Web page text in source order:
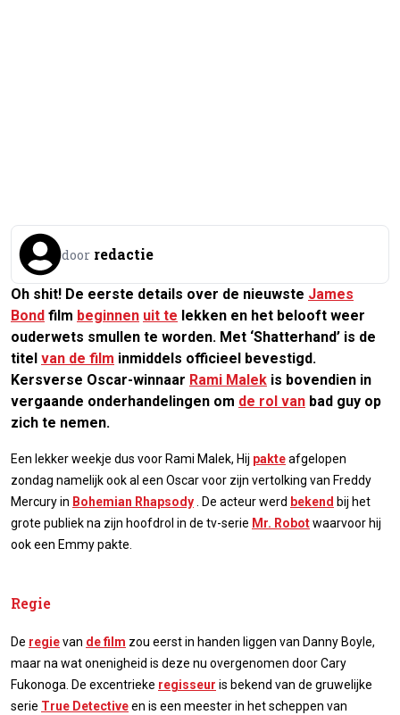
door redactie
Oh shit! De eerste details over de nieuwste James
Bond film beginnen uit te lekken en het belooft weer
ouderwets smullen te worden. Met ‘Shatterhand’ is de
titel van de film inmiddels officieel bevestigd.
Kersverse Oscar-winnaar Rami Malek is bovendien in
vergaande onderhandelingen om de rol van bad guy op
zich te nemen.
Een lekker weekje dus voor Rami Malek, Hij pakteafgelopen
zondag namelijk ook al een Oscar voor zijn vertolking van Freddy
Mercury in Bohemian Rhapsody. De acteur werd bekend bij het
grote publiek na zijn hoofdrol in de tv-serie Mr. Robotwaarvoor hij
ook een Emmy pakte.
Regie
De regievan de film zou eerst in handen liggen van Danny Boyle,
maar na wat onenigheid is deze nu overgenomen door Cary
Fukonoga. De excentrieke regisseur is bekend van de gruwelijke
serie True Detectiveen is een meester in het scheppen van